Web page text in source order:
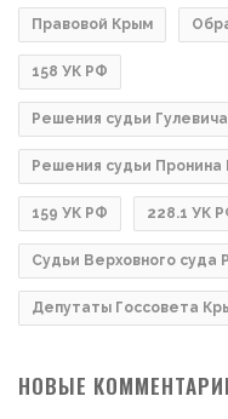
Правовой Крым
158 УК РФ
Решения судьи
Решения судьи Пронина
159 УК РФ 228.1 УК
Судьи Верховного суда
Депутаты Госсовета
НОВЫЕ